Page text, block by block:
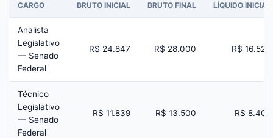
CARGO BRUTO INICIAL BRUTO FINAL LÍQUIDO INICIAL
Analista
Legislativo
— Senado
Federal
R$ 24.847 R$ 28.000 R$ 16.520
Técnico
Legislativo
— Senado
Federal
R$ 11.839 R$ 13.500 R$ 8.409